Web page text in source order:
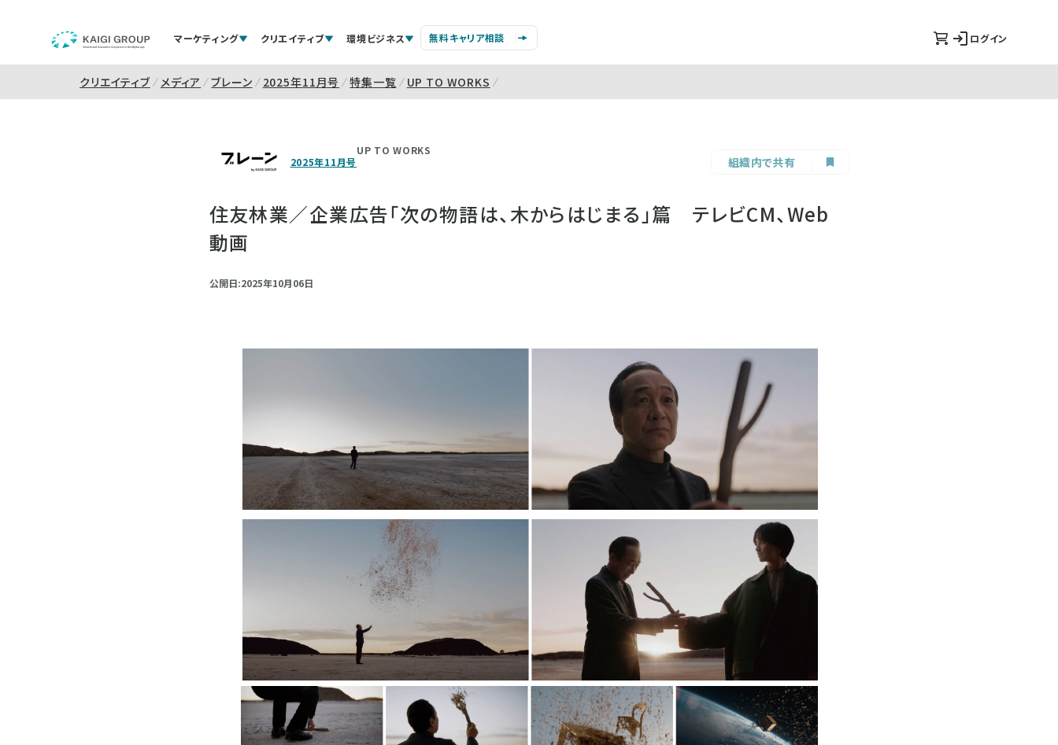
マーケティング クリエイティブ 環境ビジネス 無料キャリア相談 ログイン
クリエイティブ メディア ブレーン 2025年11月号 特集一覧 UP TO WORKS
2025年11月号
UP TO WORKS
組織内で共有
住友林業／企業広告「次の物語は、木からはじまる」篇 テレビCM、Web
動画
公開日:2025年10月06日